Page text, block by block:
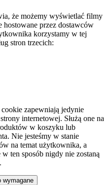
że możemy wyświetlać filmy
hostowane przez dostawców
korzystamy w tej
stron trzecich:
zapewniają jedynie
internetowej. Służą one na
w koszyku lub
Nie jesteśmy w stanie
na temat użytkownika, a
ten sposób nigdy nie zostaną
wymagane